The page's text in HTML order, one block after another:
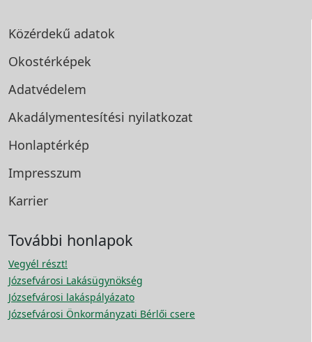
Közérdekű adatok
Okostérképek
Adatvédelem
Akadálymentesítési nyilatkozat
Honlaptérkép
Impresszum
Karrier
További honlapok
Vegyél részt!
Józsefvárosi Lakásügynökség
Józsefvárosi lakáspályázato
Józsefvárosi Önkormányzati Bérlői csere